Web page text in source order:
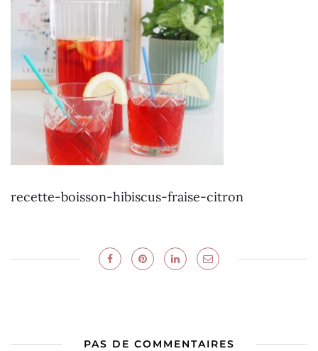
recette-boisson-hibiscus-fraise-citron
PAS DE COMMENTAIRES